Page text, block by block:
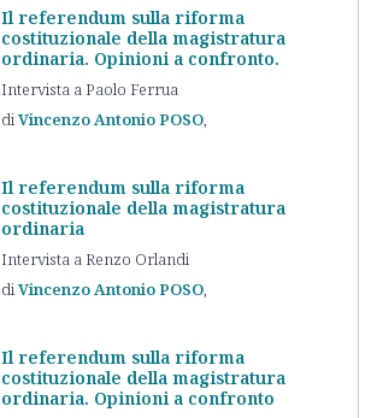
Il referendum sulla riforma
costituzionale della magistratura
ordinaria. Opinioni a confronto.
Intervista a Paolo Ferrua
Vincenzo AntonioPOSO
Il referendum sulla riforma
costituzionale della magistratura
ordinaria
Intervista a Renzo Orlandi
Vincenzo AntonioPOSO
Il referendum sulla riforma
costituzionale della magistratura
ordinaria. Opinioni a confronto